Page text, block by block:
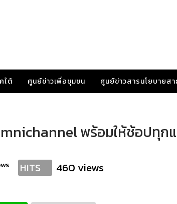
ใต้ ศูนย์ข่าวเพื่อชุมชน ศูนย์ข่าวสารนโยบายส
พร้อมให้ช้อปทุ
HITS 460 views